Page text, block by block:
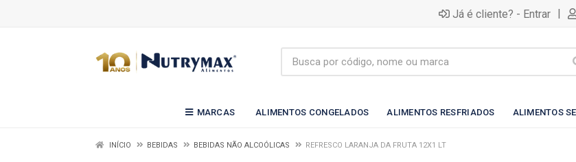
Já é cliente? - Entrar |
MARCAS ALIMENTOS CONGELADOS ALIMENTOS RESFRIADOS ALIMENTOS
INÍCIO BEBIDAS BEBIDAS NÃO ALCOÓLICAS REFRESCO LARANJA DA FRUTA 12X1 LT